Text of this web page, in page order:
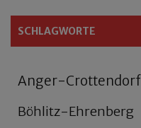
SCHLAGWORTE
Anger-Crottendorf
Böhlitz-Ehrenberg